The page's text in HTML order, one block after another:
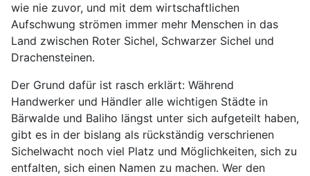
wie nie zuvor, und mit dem wirtschaftlichen
Aufschwung strömen immer mehr Menschen in das
Land zwischen Roter Sichel, Schwarzer Sichel und
Drachensteinen.
Der Grund dafür ist rasch erklärt: Während
Handwerker und Händler alle wichtigen Städte in
Bärwalde und Baliho längst unter sich aufgeteilt haben,
gibt es in der bislang als rückständig verschrienen
Sichelwacht noch viel Platz und Möglichkeiten, sich zu
entfalten, sich einen Namen zu machen. Wer den